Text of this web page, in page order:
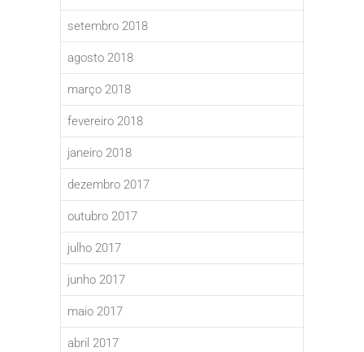
setembro 2018
agosto 2018
março 2018
fevereiro 2018
janeiro 2018
dezembro 2017
outubro 2017
julho 2017
junho 2017
maio 2017
abril 2017